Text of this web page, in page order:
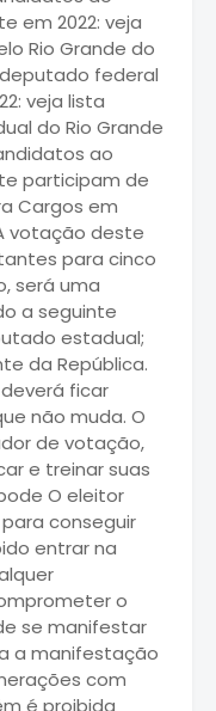
em 2022: veja
Rio Grande do
federal
veja lista
do Rio Grande
ao
participam de
Cargos em
votação deste
para cinco
será uma
a seguinte
estadual;
da República.
ficar
não muda. O
de votação,
e treinar suas
O eleitor
conseguir
entrar na
o
se manifestar
a manifestação
com
é proibida